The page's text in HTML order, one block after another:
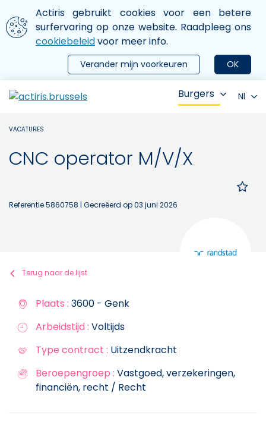
Aller au contenu principal
We gebruiken cookies
Actiris gebruikt cookies voor een betere
surfervaring op onze website. Raadpleeg ons
cookiebeleidvoor meer info.
OK
Verander mijn voorkeuren
le menu
Burgers Nl
VACATURES
CNC operator M/V/X
Referentie 5860758 | Gecreëerd op 03 juni 2026
Terug naar de lijst
Plaats : 3600 - Genk
Arbeidstijd : Voltijds
Type contract : Uitzendkracht
Beroepengroep : Vastgoed, verzekeringen,
financiën, recht / Recht